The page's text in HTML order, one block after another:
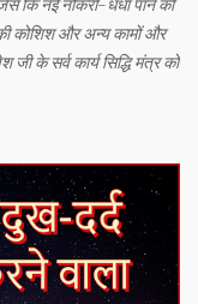
कि नई नौकरी-धंधा पाने की
कोशिश और अन्य कामों और
के सर्व कार्य सिद्धि मंत्र को